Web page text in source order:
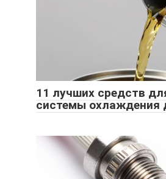
11 лучших средств
системы охлаждения